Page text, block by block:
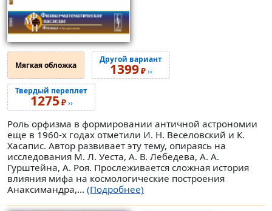
Мягкая обложка
Другой вариант
1399₽››
Твердый переплет
1275 ₽››
Роль орфизма в формировании античной астрономии
еще в 1960-х годах отметили И. Н. Веселовский и К.
Хасапис. Автор развивает эту тему, опираясь на
исследования М. Л. Уеста, А. В. Лебедева, А. А.
Гурштейна, А. Роя. Прослеживается сложная история
влияния мифа на космологические построения
Анаксимандра,... (Подробнее)